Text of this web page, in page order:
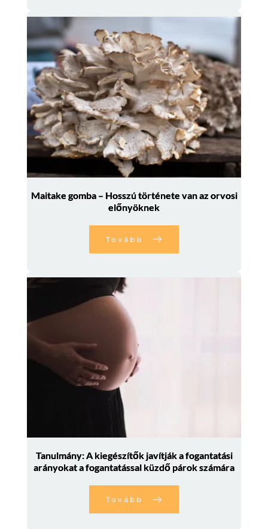
Maitake gomba – Hosszú története van az orvosi
előnyöknek
Tovább
Tanulmány: A kiegészítők javítják a fogantatási
arányokat a fogantatással küzdő párok számára
Tovább